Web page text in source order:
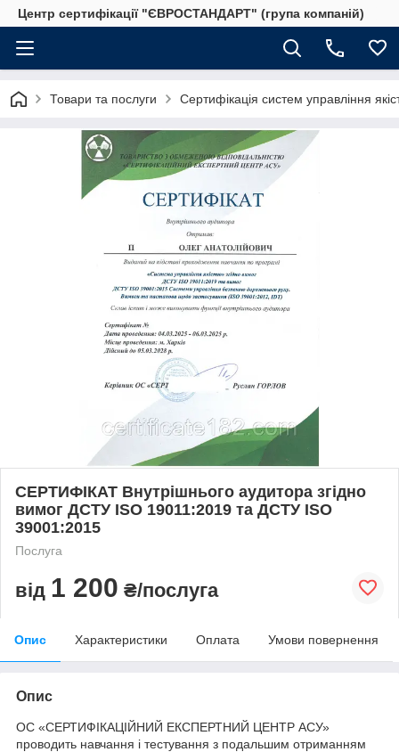
Центр сертифікації "ЄВРОСТАНДАРТ" (група компаній)
Товари та послуги Сертифікація систем управління
СЕРТИФІКАТ Внутрішнього аудитора згідно
вимог ДСТУ ISO 19011:2019 та ДСТУ ISO
39001:2015
Послуга
від 1 200 ₴/послуга
Опис Характеристики Оплата Умови повернення
Опис
ОС «СЕРТИФІКАЦІЙНИЙ ЕКСПЕРТНИЙ ЦЕНТР АСУ»
проводить навчання і тестування з подальшим отриманням